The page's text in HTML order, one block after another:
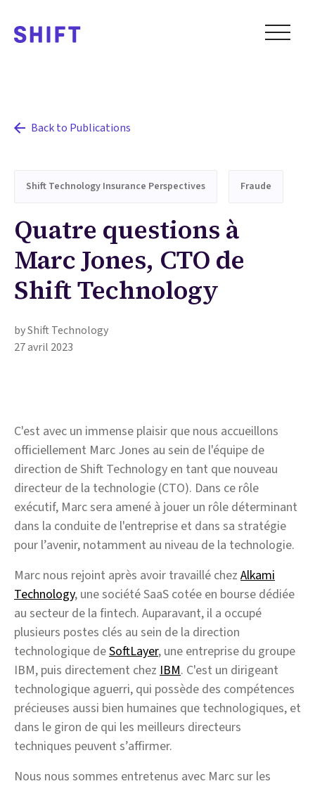
Back to Publications
Shift Technology Insurance Perspectives Fraude
Quatre questions à
Marc Jones, CTO de
Shift Technology
by Shift Technology
27 avril 2023
C'est avec un immense plaisir que nous accueillons
officiellement Marc Jones au sein de l'équipe de
direction de Shift Technology en tant que nouveau
directeur de la technologie (CTO). Dans ce rôle
exécutif, Marc sera amené à jouer un rôle déterminant
dans la conduite de l'entreprise et dans sa stratégie
pour l’avenir, notamment au niveau de la technologie.
Marc nous rejoint après avoir travaillé chez Alkami
Technology, une société SaaS cotée en bourse dédiée
au secteur de la fintech. Auparavant, il a occupé
plusieurs postes clés au sein de la direction
technologique deSoftLayer, une entreprise du groupe
IBM, puis directement chez IBM. C'est un dirigeant
technologique aguerri, qui possède des compétences
précieuses aussi bien humaines que technologiques, et
dans le giron de qui les meilleurs directeurs
techniques peuvent s’affirmer.
Nous nous sommes entretenus avec Marc sur les